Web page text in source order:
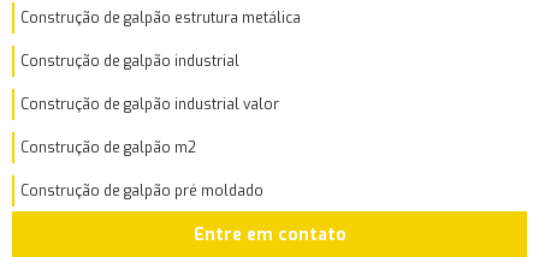
Construção de galpão estrutura metálica
Construção de galpão industrial
Construção de galpão industrial valor
Construção de galpão m2
Construção de galpão pré moldado
Construção de galpão preço por m2Entre em contato